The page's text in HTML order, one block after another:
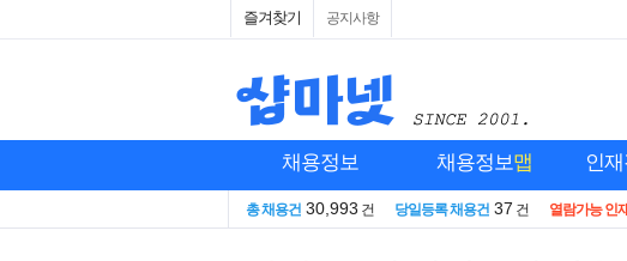
즐겨찾기 공지사항
채용정보 채용정보맵 인
총 채용건 30,993 건 당일등록 채용건 37 건 열람가능 인